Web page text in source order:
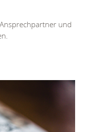
und